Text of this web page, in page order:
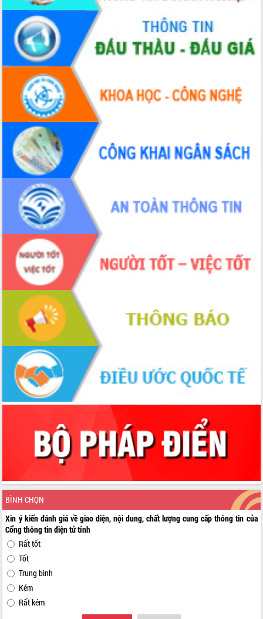
BÌNH CHỌN
Xin ý kiến đánh giá về giao diện, nội dung, chất lượng cung cấp thông tin của
Cổng thông tin điện tử tỉnh
Rất tốt
Tốt
Trung bình
Kém
Rất kém